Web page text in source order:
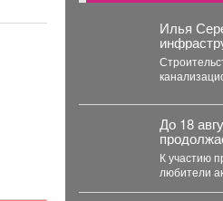
Илья
близится к
До 18
на «Югус-
К участию
любители